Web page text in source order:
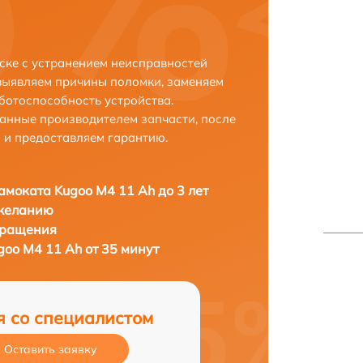
с устранением неисправностей
причины поломки, заменяем
устройства.
производителем запчасти, после
предоставляем гарантию.
Kugoo M4 11 Ah до 3 лет
M4 11 Ah от 35 минут
со специалистом
Оставить заявку